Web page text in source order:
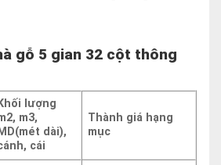
gỗ 5 gian 32 cột thông
Khối lượng
m3,
MD(mét dài),
cái
Thành giá hạng
mục